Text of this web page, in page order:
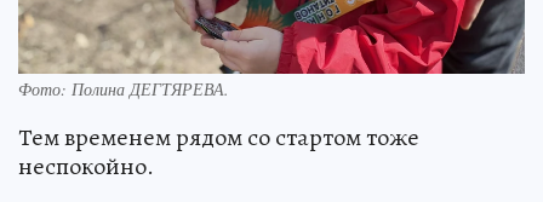
Фото: Полина ДЕГТЯРЕВА.
Тем временем рядом со стартом тоже
неспокойно.